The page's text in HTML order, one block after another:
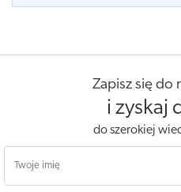
Zapisz się do
i zyskaj
do szerokiej